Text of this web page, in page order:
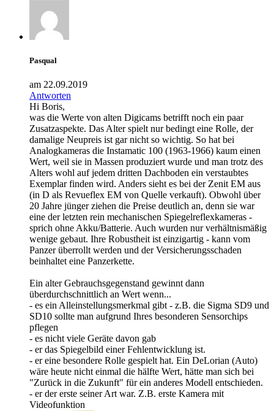
Pasqual
am 22.09.2019
Antworten
Hi Boris,
was die Werte von alten Digicams betrifft noch ein paar
Zusatzaspekte. Das Alter spielt nur bedingt eine Rolle, der
damalige Neupreis ist gar nicht so wichtig. So hat bei
Analogkameras die Instamatic 100 (1963-1966) kaum einen
Wert, weil sie in Massen produziert wurde und man trotz des
Alters wohl auf jedem dritten Dachboden ein verstaubtes
Exemplar finden wird. Anders sieht es bei der Zenit EM aus
(in D als Revueflex EM von Quelle verkauft). Obwohl über
20 Jahre jünger ziehen die Preise deutlich an, denn sie war
eine der letzten rein mechanischen Spiegelreflexkameras -
sprich ohne Akku/Batterie. Auch wurden nur verhältnismäßig
wenige gebaut. Ihre Robustheit ist einzigartig - kann vom
Panzer überrollt werden und der Versicherungsschaden
beinhaltet eine Panzerkette.
Ein alter Gebrauchsgegenstand gewinnt dann
überdurchschnittlich an Wert wenn...
- es ein Alleinstellungsmerkmal gibt - z.B. die Sigma SD9 und
SD10 sollte man aufgrund Ihres besonderen Sensorchips
pflegen
- es nicht viele Geräte davon gab
- er das Spiegelbild einer Fehlentwicklung ist.
- er eine besondere Rolle gespielt hat. Ein DeLorian (Auto)
wäre heute nicht einmal die hälfte Wert, hätte man sich bei
"Zurück in die Zukunft" für ein anderes Modell entschieden.
- er der erste seiner Art war. Z.B. erste Kamera mit
Videofunktion